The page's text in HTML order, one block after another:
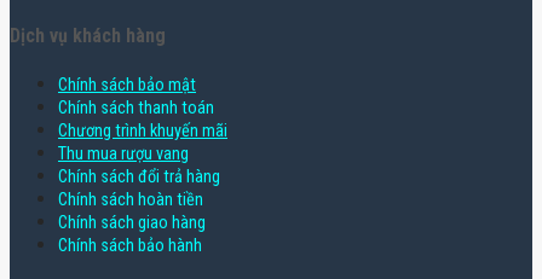
Dịch vụ khách hàng
Chính sách bảo mật
Chính sách thanh toán
Chương trình khuyến mãi
Thu mua rượu vang
Chính sách đổi trả hàng
Chính sách hoàn tiền
Chính sách giao hàng
Chính sách bảo hành